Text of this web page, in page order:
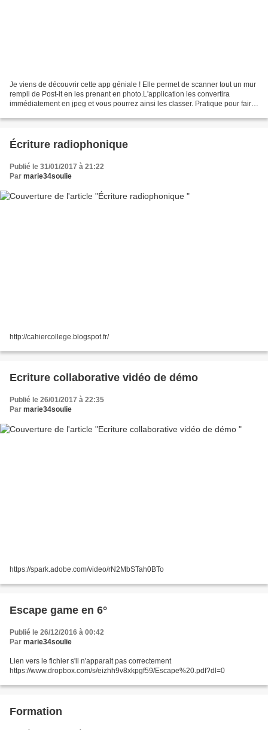
Je viens de découvrir cette app géniale ! Elle permet de scanner tout un mur
rempli de Post-it en les prenant en photo.L'application les convertira
immédiatement en jpeg et vous pourrez ainsi les classer. Pratique pour faire
Écriture radiophonique
Publié le 31/01/2017 à 21:22
Par marie34soulie
http://cahiercollege.blogspot.fr/
Ecriture collaborative vidéo de démo
Publié le 26/01/2017 à 22:35
Par marie34soulie
https://spark.adobe.com/video/rN2MbSTah0BTo
Escape game en 6°
Publié le 26/12/2016 à 00:42
Par marie34soulie
Lien vers le fichier s'il n'apparait pas correctement
https://www.dropbox.com/s/eizhh9v8xkpgf59/Escape%20.pdf?dl=0
Formation